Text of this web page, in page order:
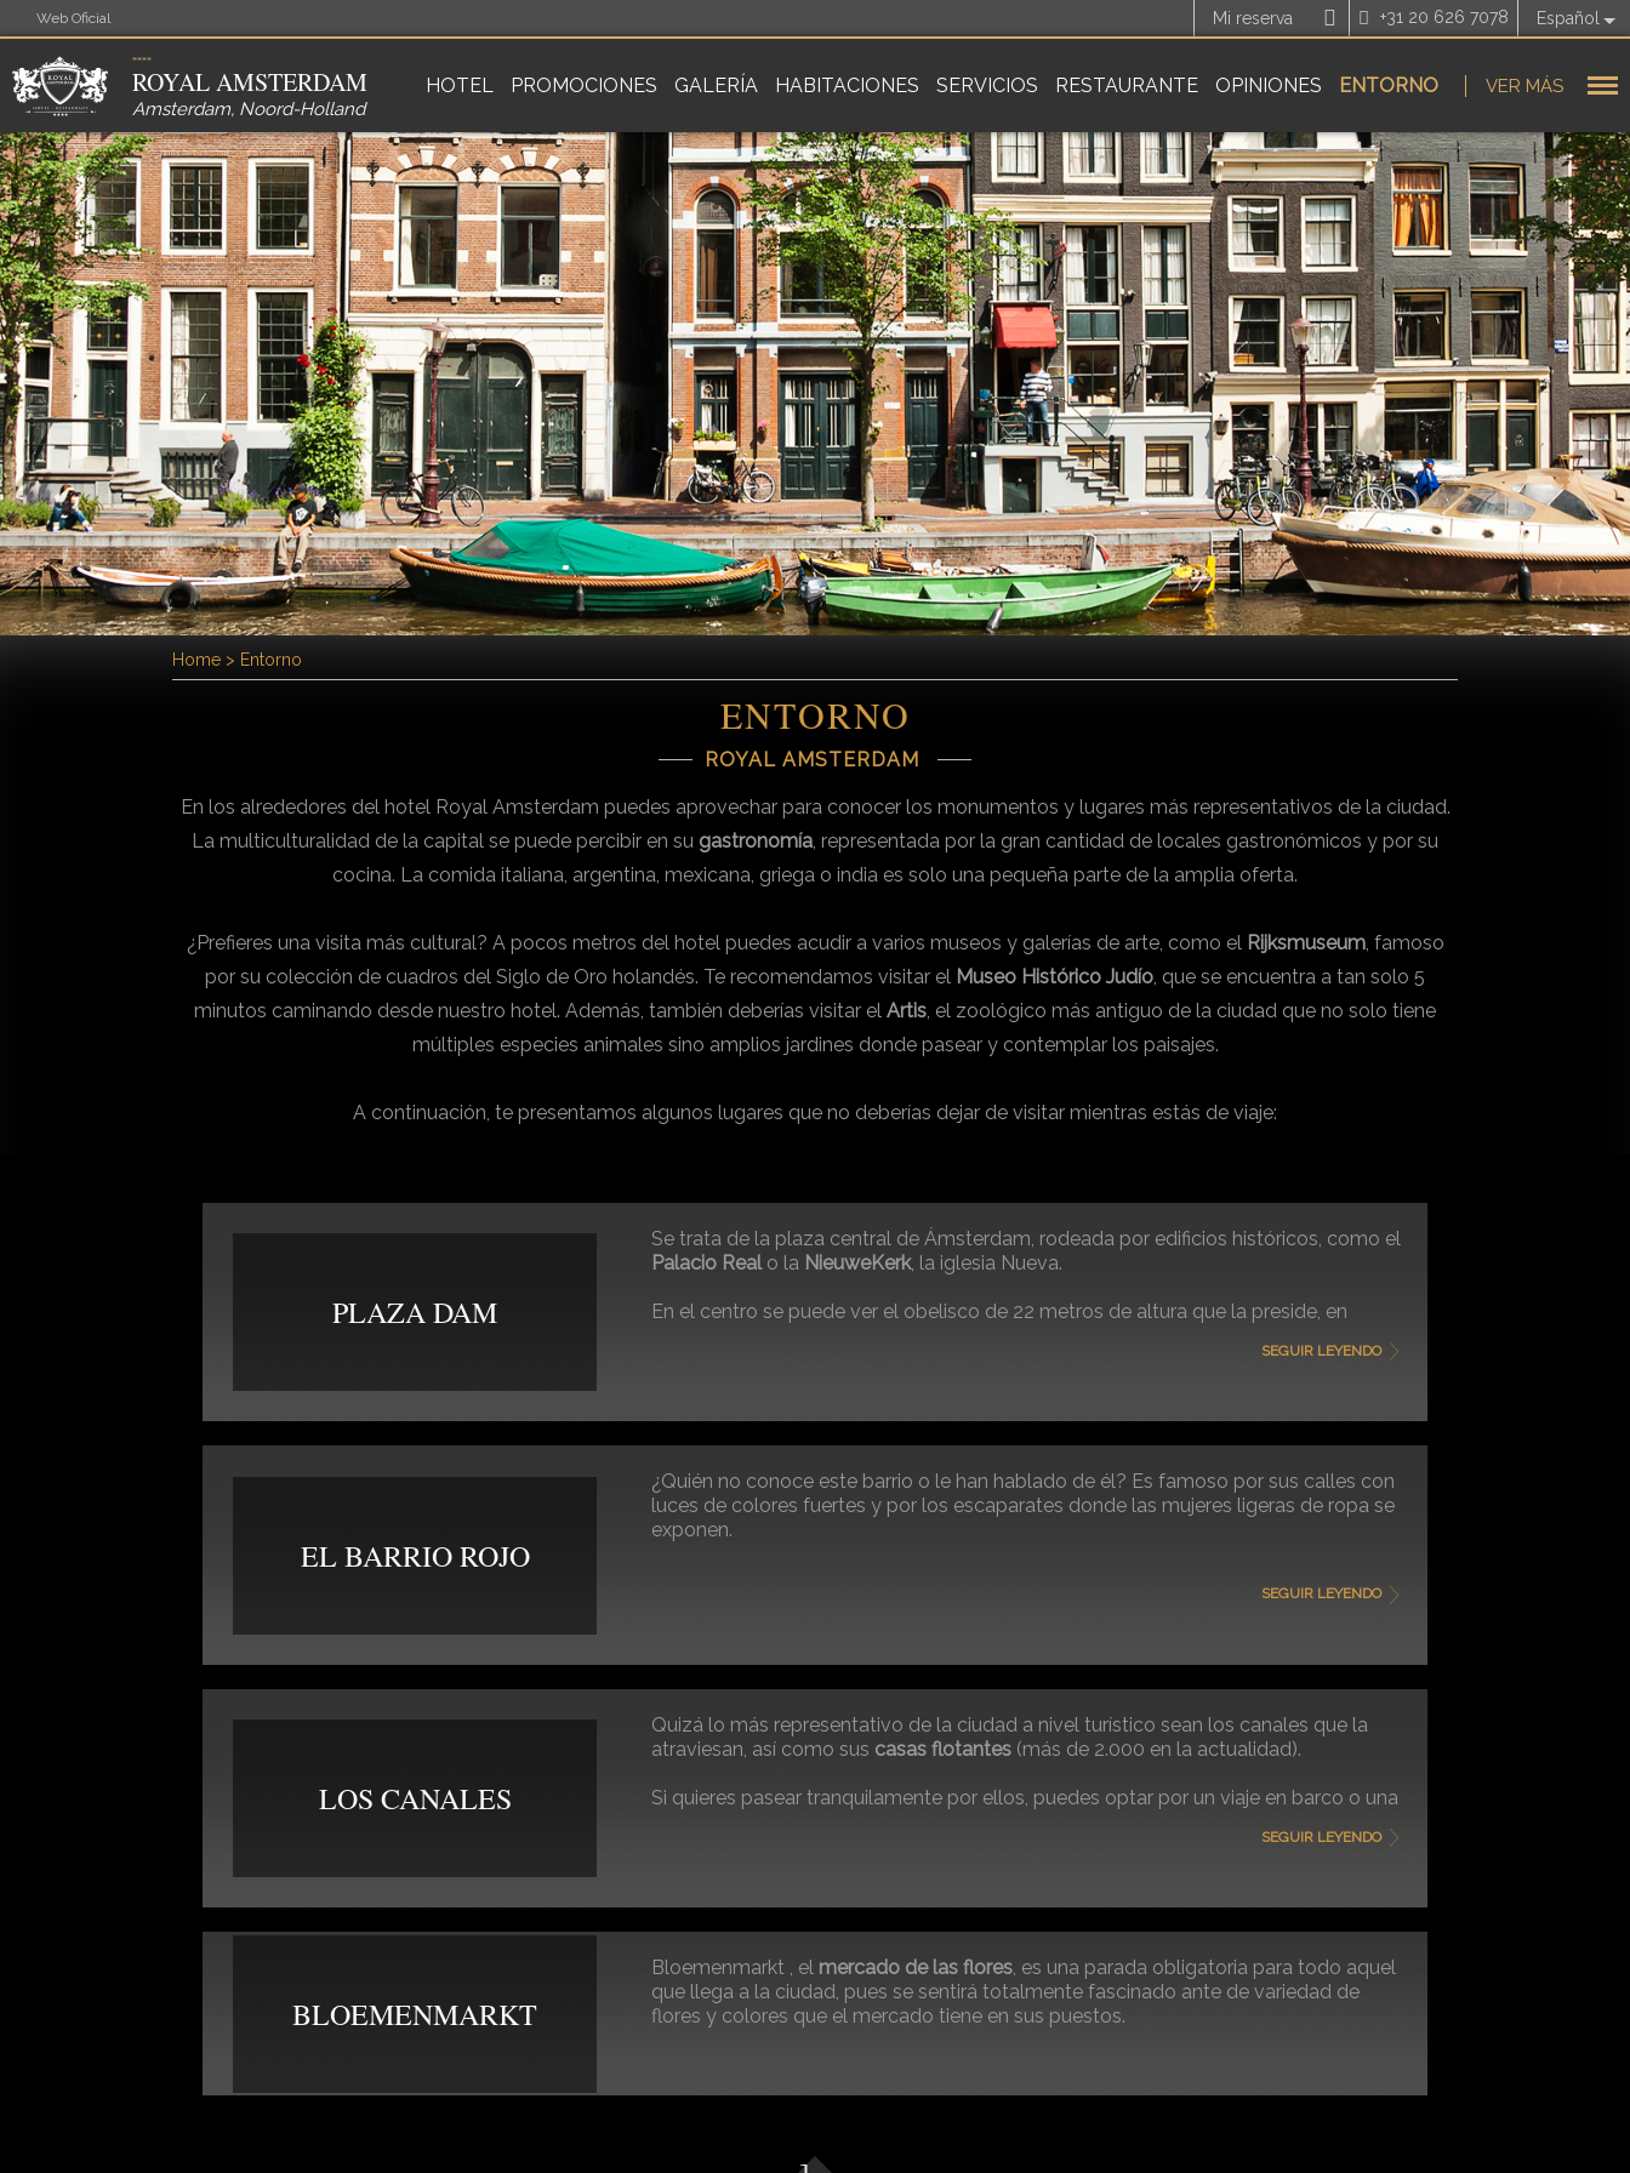
Web Oficial Mi reserva +31 20 626 7078 Español
ROYAL AMSTERDAM
Amsterdam, Noord-Holland
HOTEL PROMOCIONES GALERÍA HABITACIONES SERVICIOS RESTAURANTE OPINIONES ENTORNO VER MÁS
Home > Entorno
ENTORNO
ROYAL AMSTERDAM
En los alrededores del hotel Royal Amsterdam puedes aprovechar para conocer los monumentos y lugares más representativos de la ciudad.
La multiculturalidad de la capital se puede percibir en su gastronomía, representada por la gran cantidad de locales gastronómicos y por su
cocina. La comida italiana, argentina, mexicana, griega o india es solo una pequeña parte de la amplia oferta.
¿Prefieres una visita más cultural? A pocos metros del hotel puedes acudir a varios museos y galerías de arte, como el Rijksmuseum, famoso
por su colección de cuadros del Siglo de Oro holandés. Te recomendamos visitar el Museo Histórico Judío, que se encuentra a tan solo 5
minutos caminando desde nuestro hotel. Además, también deberías visitar el Artis, el zoológico más antiguo de la ciudad que no solo tiene
múltiples especies animales sino amplios jardines donde pasear y contemplar los paisajes.
A continuación, te presentamos algunos lugares que no deberías dejar de visitar mientras estás de viaje:
PLAZA DAM
Se trata de la plaza central de Ámsterdam, rodeada por edificios históricos, como el
Palacio Realo la NieuweKerk, la iglesia Nueva.
En el centro se puede ver el obelisco de 22 metros de altura que la preside, en
SEGUIR LEYENDO
EL BARRIO ROJO
¿Quién no conoce este barrio o le han hablado de él? Es famoso por sus calles con
luces de colores fuertes y por los escaparates donde las mujeres ligeras de ropa se
exponen.
SEGUIR LEYENDO
LOS CANALES
Quizá lo más representativo de la ciudad a nivel turístico sean los canales que la
atraviesan, así como sus casas flotantes (más de 2.000 en la actualidad).
Si quieres pasear tranquilamente por ellos, puedes optar por un viaje en barco o una
SEGUIR LEYENDO
BLOEMENMARKT
Bloemenmarkt , el mercado de las flores, es una parada obligatoria para todo aquel
que llega a la ciudad, pues se sentirá totalmente fascinado ante de variedad de
flores y colores que el mercado tiene en sus puestos.